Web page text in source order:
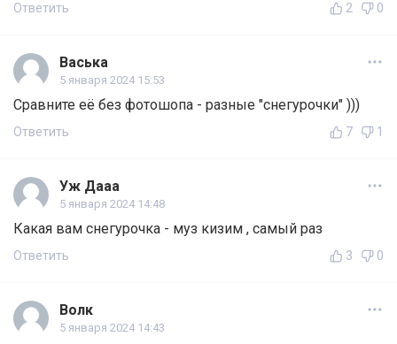
Ответить 2 0
Васька
5 января 2024 15:53
Сравните её без фотошопа - разные "снегурочки" )))
Ответить 7 1
Уж Дааа
5 января 2024 14:48
Какая вам снегурочка - муз кизим , самый раз
Ответить 3 0
Волк
5 января 2024 14:43